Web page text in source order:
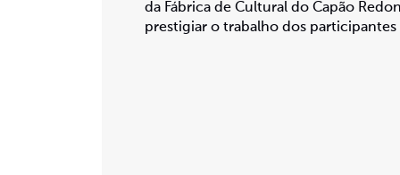
da Fábrica de Cultural do Capão
prestigiar o trabalho dos participantes